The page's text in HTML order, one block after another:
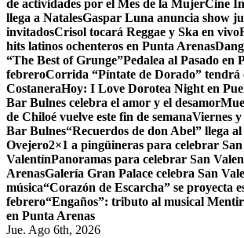
de actividades por el Mes de la MujerCine
llega a NatalesGaspar Luna anuncia show
invitadosCrisol tocará Reggae y Ska en vivo
hits latinos ochenteros en Punta Arenas
“The Best of Grunge”Pedalea al Pasado en
febreroCorrida “Píntate de Dorado” tendrá
CostaneraHoy: I Love Dorotea Night en
Bar Bulnes celebra el amor y el desamor
de Chiloé vuelve este fin de semanaViernes y
Bar Bulnes“Recuerdos de don Abel” llega
Ovejero2×1 a pingüineras para celebrar San
ValentínPanoramas para celebrar San
ArenasGalería Gran Palace celebra San
música“Corazón de Escarcha” se proyecta
febrero“Engaños”: tributo al musical
en Punta Arenas
Jue. Ago 6th, 2026